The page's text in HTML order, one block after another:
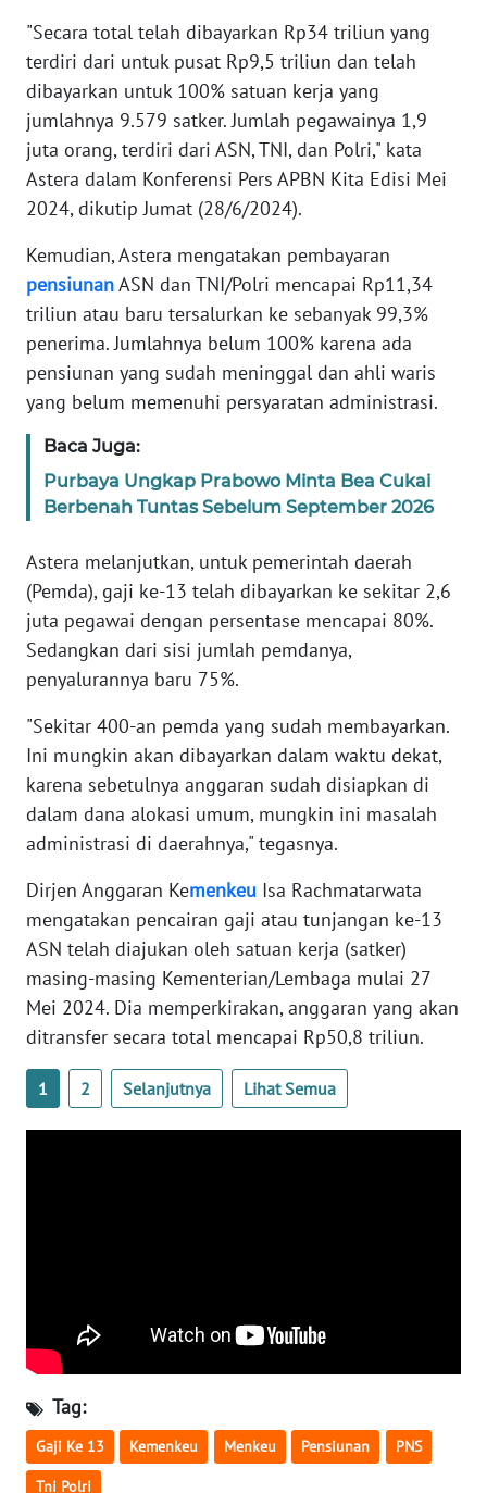
"Secara total telah dibayarkan Rp34 triliun yang
terdiri dari untuk pusat Rp9,5 triliun dan telah
dibayarkan untuk 100% satuan kerja yang
jumlahnya 9.579 satker. Jumlah pegawainya 1,9
juta orang, terdiri dari ASN, TNI, dan Polri," kata
Astera dalam Konferensi Pers APBN Kita Edisi Mei
2024, dikutip Jumat (28/6/2024).
Kemudian, Astera mengatakan pembayaran
pensiunanASN dan TNI/Polri mencapai Rp11,34
triliun atau baru tersalurkan ke sebanyak 99,3%
penerima. Jumlahnya belum 100% karena ada
pensiunan yang sudah meninggal dan ahli waris
yang belum memenuhi persyaratan administrasi.
Baca Juga:
Purbaya Ungkap Prabowo Minta Bea Cukai
Berbenah Tuntas Sebelum September 2026
Astera melanjutkan, untuk pemerintah daerah
(Pemda), gaji ke-13 telah dibayarkan ke sekitar 2,6
juta pegawai dengan persentase mencapai 80%.
Sedangkan dari sisi jumlah pemdanya,
penyalurannya baru 75%.
"Sekitar 400-an pemda yang sudah membayarkan.
Ini mungkin akan dibayarkan dalam waktu dekat,
karena sebetulnya anggaran sudah disiapkan di
dalam dana alokasi umum, mungkin ini masalah
administrasi di daerahnya," tegasnya.
Dirjen Anggaran Kemenkeu Isa Rachmatarwata
mengatakan pencairan gaji atau tunjangan ke-13
ASN telah diajukan oleh satuan kerja (satker)
masing-masing Kementerian/Lembaga mulai 27
Mei 2024. Dia memperkirakan, anggaran yang akan
ditransfer secara total mencapai Rp50,8 triliun.
1 2 Selanjutnya Lihat Semua
Tag:
Gaji Ke 13 Kemenkeu Menkeu Pensiunan PNS
Tni Polri
REDAKSI
KARIR
DISCLAIMER
Wahana
News
WN
SUMUT
WN
JAKARTA
WN
JABAR
BANTEN
WN
NTT
WN
KEPRI
WN
PAPUA
BARAT
WN
RIAU
WN
SERAMBI
WN
SULBAR